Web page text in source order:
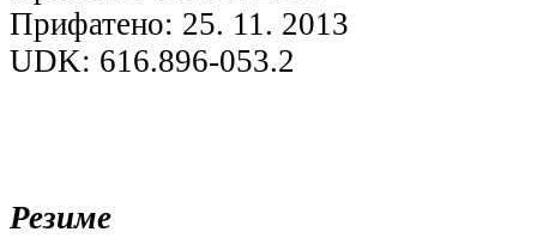
Прифатено: 25. 11. 2013
UDK: 616.896-053.2
Резиме